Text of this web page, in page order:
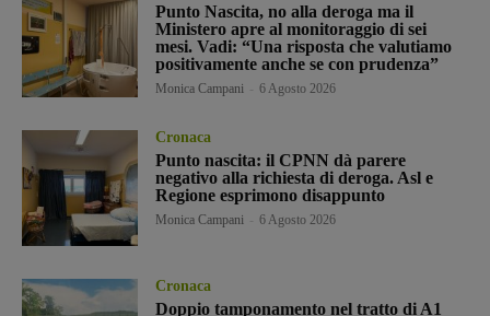
Punto Nascita, no alla deroga ma il
Ministero apre al monitoraggio di sei
mesi. Vadi: “Una risposta che valutiamo
positivamente anche se con prudenza”
Monica Campani 6 Agosto 2026
Cronaca
Punto nascita: il CPNN dà parere
negativo alla richiesta di deroga. Asl e
Regione esprimono disappunto
Monica Campani 6 Agosto 2026
Cronaca
Doppio tamponamento nel tratto di A1